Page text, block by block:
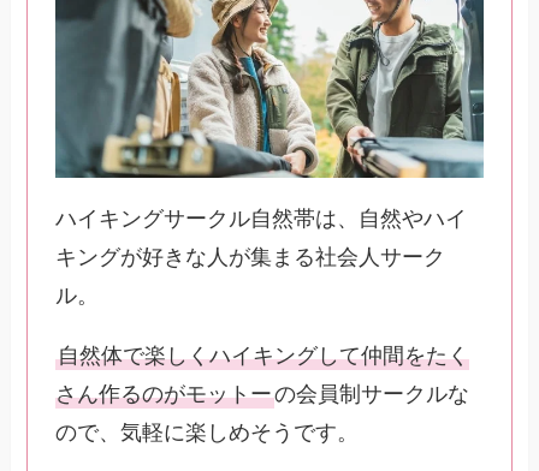
ハイキングサークル自然帯は、自然やハイ
キングが好きな人が集まる社会人サーク
ル。
自然体で楽しくハイキングして仲間をたく
さん作るのがモットーの会員制サークルな
ので、気軽に楽しめそうです。